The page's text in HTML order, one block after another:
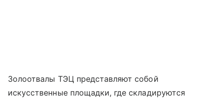
Золоотвалы ТЭЦ представляют собой
искусственные площадки, где складируются